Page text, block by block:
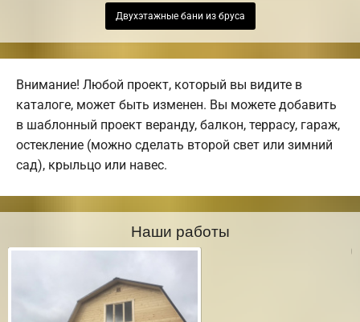
Двухэтажные бани из бруса
Внимание! Любой проект, который вы видите в
каталоге, может быть изменен. Вы можете добавить
в шаблонный проект веранду, балкон, террасу, гараж,
остекление (можно сделать второй свет или зимний
сад), крыльцо или навес.
Наши работы